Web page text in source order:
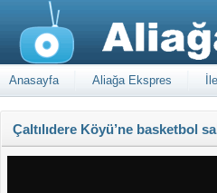
Anasayfa Aliağa Ekspres
Çaltılıdere Köyü’ne basketbol